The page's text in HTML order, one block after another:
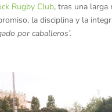
Rugby Club, tras una larga
la disciplina y la
por caballeros’.